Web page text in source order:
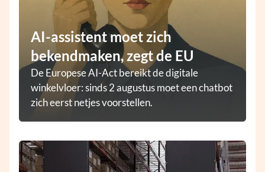
AI-assistent moet zich
bekendmaken, zegt de EU
De Europese AI-Act bereikt de digitale
winkelvloer: sinds 2 augustus moet een chatbot
zich eerst netjes voorstellen.